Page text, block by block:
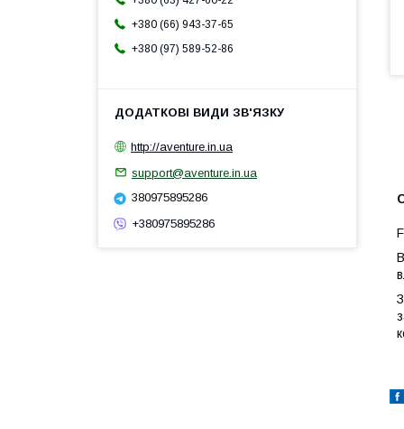
+380 (66) 943-37-65
+380 (97) 589-52-86
http://aventure.in.ua
support@aventure.in.ua
380975895286
+380975895286